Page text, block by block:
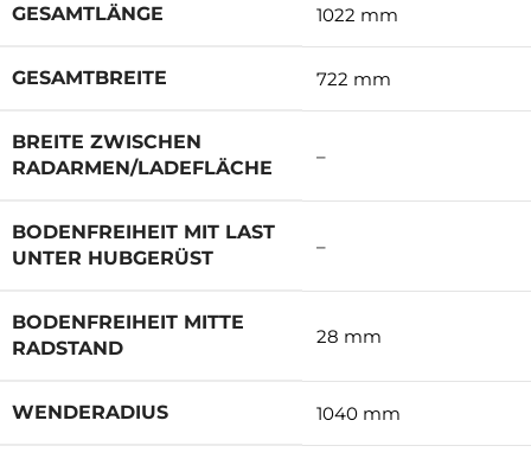
GESAMTLÄNGE 1022 mm
GESAMTBREITE 722 mm
BREITE ZWISCHEN
RADARMEN/LADEFLÄCHE
–
BODENFREIHEIT MIT LAST
UNTER HUBGERÜST
–
BODENFREIHEIT MITTE
RADSTAND
28 mm
WENDERADIUS 1040 mm